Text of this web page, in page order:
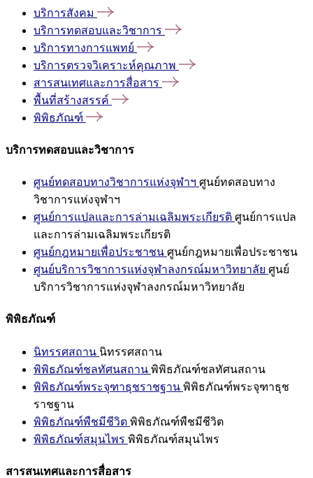
บริการสังคม
บริการทดสอบและวิชาการ
บริการทางการแพทย์
บริการตรวจวิเคราะห์คุณภาพ
สารสนเทศและการสื่อสาร
พื้นที่สร้างสรรค์
พิพิธภัณฑ์
บริการทดสอบและวิชาการ
ศูนย์ทดสอบทางวิชาการแห่งจุฬาฯ ศูนย์ทดสอบทาง
วิชาการแห่งจุฬาฯ
ศูนย์การแปลและการล่ามเฉลิมพระเกียรติ ศูนย์การแปล
และการล่ามเฉลิมพระเกียรติ
ศูนย์กฎหมายเพื่อประชาชน ศูนย์กฎหมายเพื่อประชาชน
ศูนย์บริการวิชาการแห่งจุฬาลงกรณ์มหาวิทยาลัย ศูนย์
บริการวิชาการแห่งจุฬาลงกรณ์มหาวิทยาลัย
พิพิธภัณฑ์
นิทรรศสถาน นิทรรศสถาน
พิพิธภัณฑ์ชลทัศนสถาน พิพิธภัณฑ์ชลทัศนสถาน
พิพิธภัณฑ์พระจุฑาธุชราชฐาน พิพิธภัณฑ์พระจุฑาธุช
ราชฐาน
พิพิธภัณฑ์พืชมีชีวิต พิพิธภัณฑ์พืชมีชีวิต
พิพิธภัณฑ์สมุนไพร พิพิธภัณฑ์สมุนไพร
สารสนเทศและการสื่อสาร